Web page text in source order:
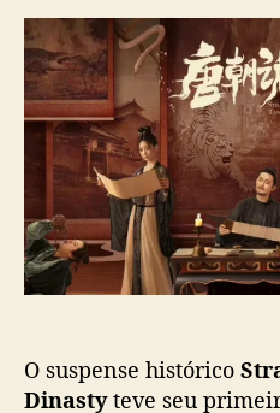
r
d
o
p
o
O suspense histórico
Dinastyteve seu